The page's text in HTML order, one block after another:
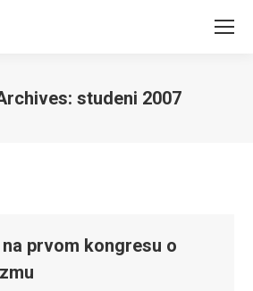
studeni 2007
prvom kongresu o